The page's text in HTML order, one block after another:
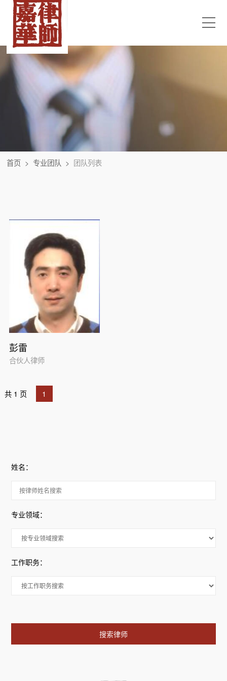
首页 > 专业团队 > 团队列表
彭雷
合伙人律师
共 1 页 1
姓名：
专业领域：
工作职务：
搜索律师